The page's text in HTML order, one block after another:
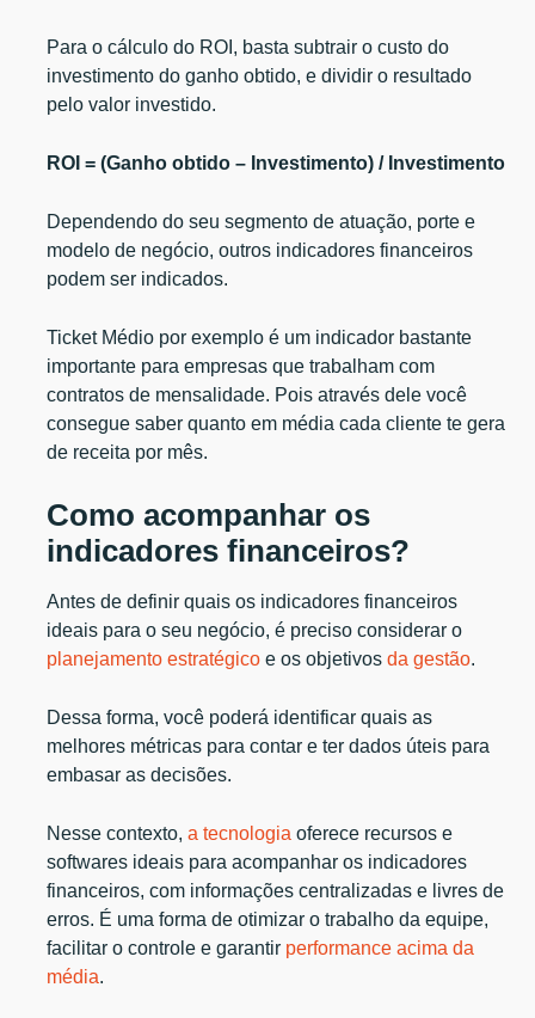
Para o cálculo do ROI, basta subtrair o custo do
investimento do ganho obtido, e dividir o resultado
pelo valor investido.
ROI = (Ganho obtido – Investimento) / Investimento
Dependendo do seu segmento de atuação, porte e
modelo de negócio, outros indicadores financeiros
podem ser indicados.
Ticket Médio por exemplo é um indicador bastante
importante para empresas que trabalham com
contratos de mensalidade. Pois através dele você
consegue saber quanto em média cada cliente te gera
de receita por mês.
Como acompanhar os
indicadores financeiros?
Antes de definir quais os indicadores financeiros
ideais para o seu negócio, é preciso considerar o
planejamento estratégico e os objetivosda gestão.
Dessa forma, você poderá identificar quais as
melhores métricas para contar e ter dados úteis para
embasar as decisões.
Nesse contexto,a tecnologia oferece recursos e
softwares ideais para acompanhar os indicadores
financeiros, com informações centralizadas e livres de
erros. É uma forma de otimizar o trabalho da equipe,
facilitar o controle e garantir performance acima da
média.